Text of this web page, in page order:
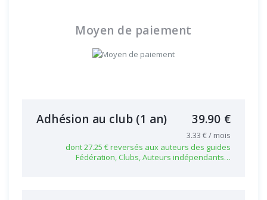
Moyen de paiement
Adhésion au club (1 an) 39.90 €
3.33 € / mois
dont 27.25 € reversés aux auteurs des guides
Fédération, Clubs, Auteurs indépendants…